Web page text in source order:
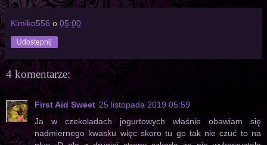
Kimiko556 o 05:00
Udostępnij
4 komentarze:
First Aid Sweet 25 listopada 2019 05:59
Ja w czekoladach jogurtowych właśnie obawiam się
nadmiernego kwasku więc skoro tu go tak nie czuć to na